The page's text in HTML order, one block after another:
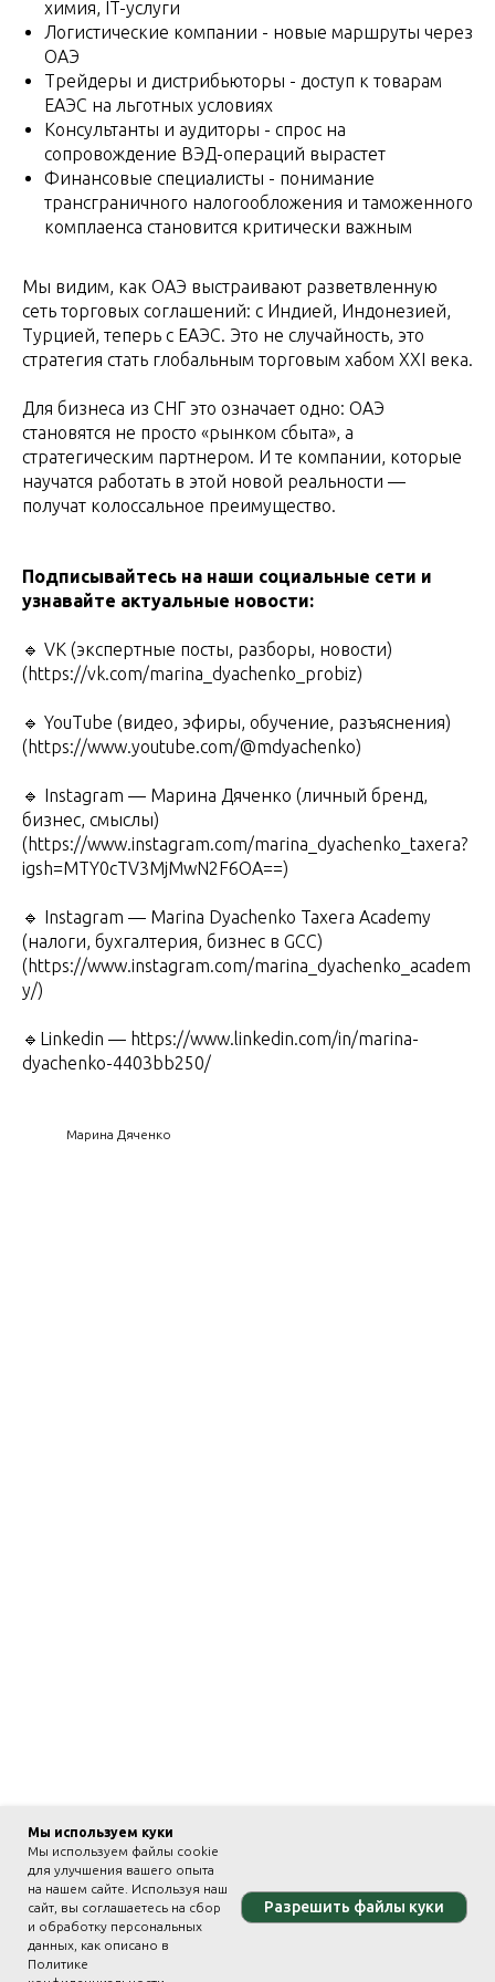
химия, IT-услуги
Логистические компании - новые маршруты через
ОАЭ
Трейдеры и дистрибьюторы - доступ к товарам
ЕАЭС на льготных условиях
Консультанты и аудиторы - спрос на
сопровождение ВЭД-операций вырастет
Финансовые специалисты - понимание
трансграничного налогообложения и таможенного
комплаенса становится критически важным
Мы видим, как ОАЭ выстраивают разветвленную
сеть торговых соглашений: с Индией, Индонезией,
Турцией, теперь с ЕАЭС. Это не случайность, это
стратегия стать глобальным торговым хабом XXI века.
Для бизнеса из СНГ это означает одно: ОАЭ
становятся не просто «рынком сбыта», а
стратегическим партнером. И те компании, которые
научатся работать в этой новой реальности —
получат колоссальное преимущество.
Подписывайтесь на наши социальные сети и
узнавайте актуальные новости:
🔹 VK (экспертные посты, разборы, новости)
(https://vk.com/marina_dyachenko_probiz)
🔹 YouTube (видео, эфиры, обучение, разъяснения)
(https://www.youtube.com/@mdyachenko)
🔹 Instagram — Марина Дяченко (личный бренд,
бизнес, смыслы)
(https://www.instagram.com/marina_dyachenko_taxera?
igsh=MTY0cTV3MjMwN2F6OA==)
🔹 Instagram — Marina Dyachenko Taxera Academy
(налоги, бухгалтерия, бизнес в GCC)
(https://www.instagram.com/marina_dyachenko_academ
y/)
🔹Linkedin — https://www.linkedin.com/in/marina-
dyachenko-4403bb250/
Марина Дяченко
Мы используем куки
Мы используем файлы cookie
для улучшения вашего опыта
на нашем сайте. Используя наш
сайт, вы соглашаетесь на сбор
и обработку персональных
данных, как описано в
Политике
Разрешить файлы куки